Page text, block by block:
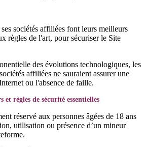
sociétés affiliées font leurs meilleurs
règles de l'art, pour sécuriser le Site
des évolutions technologiques, les
affiliées ne sauraient assurer une
ou l'absence de faille.
règles de sécurité essentielles
réservé aux personnes âgées de 18 ans
utilisation ou présence d’un mineur